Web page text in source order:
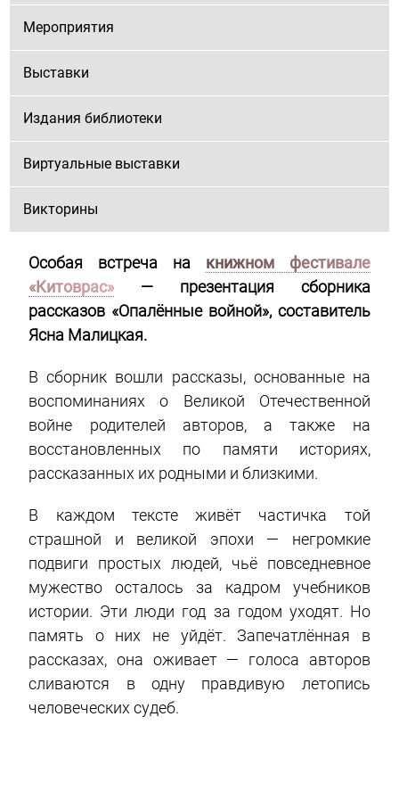
Мероприятия
Выставки
Издания библиотеки
Виртуальные выставки
Викторины
Особая встреча на книжном фестивале
«Китоврас» — презентация сборника
рассказов «Опалённые войной», составитель
Ясна Малицкая.
В сборник вошли рассказы, основанные на
воспоминаниях о Великой Отечественной
войне родителей авторов, а также на
восстановленных по памяти историях,
рассказанных их родными и близкими.
В каждом тексте живёт частичка той
страшной и великой эпохи — негромкие
подвиги простых людей, чьё повседневное
мужество осталось за кадром учебников
истории. Эти люди год за годом уходят. Но
память о них не уйдёт. Запечатлённая в
рассказах, она оживает — голоса авторов
сливаются в одну правдивую летопись
человеческих судеб.